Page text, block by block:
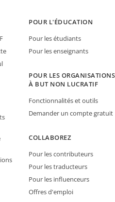
POUR L'ÉDUCATION
Pour les étudiants
Pour les enseignants
POUR LES ORGANISATIONS
À BUT NON LUCRATIF
Fonctionnalités et outils
Demander un compte gratuit
COLLABOREZ
Pour les contributeurs
Pour les traducteurs
Pour les influenceurs
Offres d'emploi